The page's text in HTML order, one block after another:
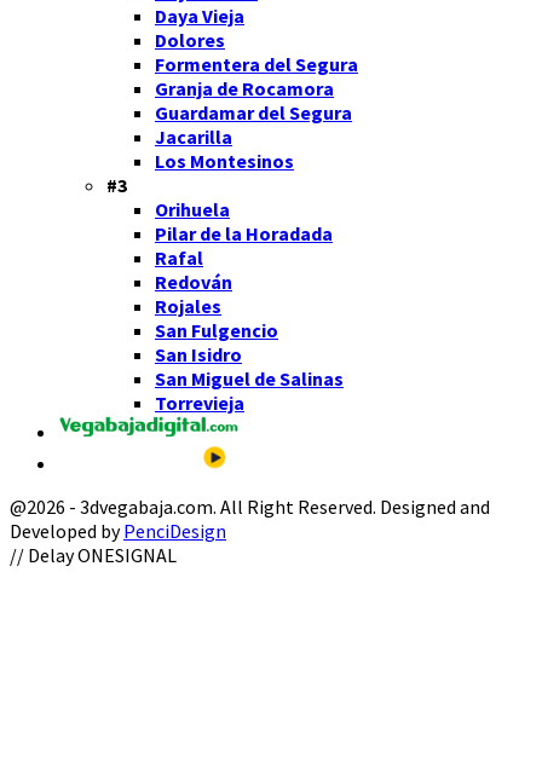
Daya Vieja
Dolores
Formentera del Segura
Granja de Rocamora
Guardamar del Segura
Jacarilla
Los Montesinos
#3
Orihuela
Pilar de la Horadada
Rafal
Redován
Rojales
San Fulgencio
San Isidro
San Miguel de Salinas
Torrevieja
@2026 - 3dvegabaja.com. All Right Reserved. Designed and
Developed byPenciDesign
Facebook
Twitter
Instagram
Youtube
Email
// Delay ONESIGNAL